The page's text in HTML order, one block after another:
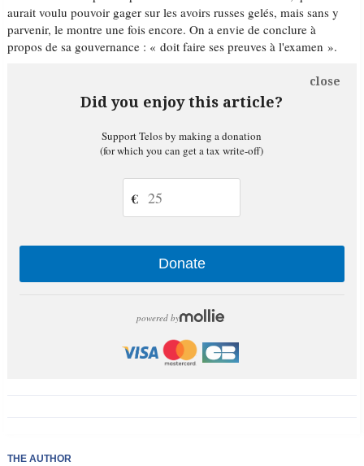
aurait voulu pouvoir gager sur les avoirs russes gelés, mais sans y
parvenir, le montre une fois encore. On a envie de conclure à
propos de sa gouvernance : « doit faire ses preuves à l'examen ».
Did you enjoy this article?
close
Support Telos by making a donation
(for which you can get a tax write-off)
€
Donate
powered by
THE AUTHOR